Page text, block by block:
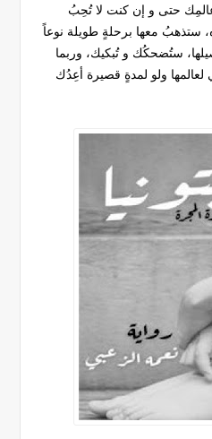
حتى و إن كنت لا تُحِبُ
ستذهبُ معها برحلةٍ طويلة نوعاً
ستُضحكُك و تُبكيك، وربما
لعالمها ولو لمدةٍ قصيرة أعِدُك